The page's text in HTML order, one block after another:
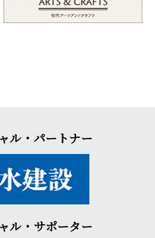
ます。対処の仕方に頭を悩
意。清正は病身を押して二条
大名や大政所を従える中、
で秀頼を守り抜き、対面を
、清正は秀頼の成長を頼もし
事の代表作
ぶり紙衣姿の男が現れま
付きます。恋人の夕霧太夫に
ル・パートナー
ル・サポーター